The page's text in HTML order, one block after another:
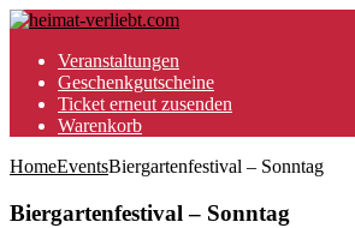
Veranstaltungen
Geschenkgutscheine
Ticket erneut zusenden
Warenkorb
HomeEventsBiergartenfestival – Sonntag
Biergartenfestival – Sonntag